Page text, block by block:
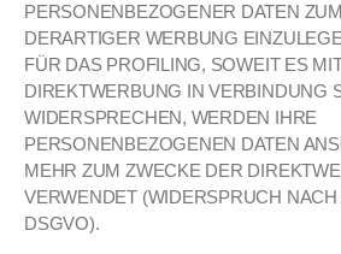
PERSONENBEZOGENER DATEN
DERARTIGER WERBUNG
FÜR DAS PROFILING, SOWEIT ES
DIREKTWERBUNG IN VERBINDUNG
WIDERSPRECHEN, WERDEN IHRE
PERSONENBEZOGENEN DATEN
MEHR ZUM ZWECKE DER
VERWENDET (WIDERSPRUCH NACH
DSGVO).